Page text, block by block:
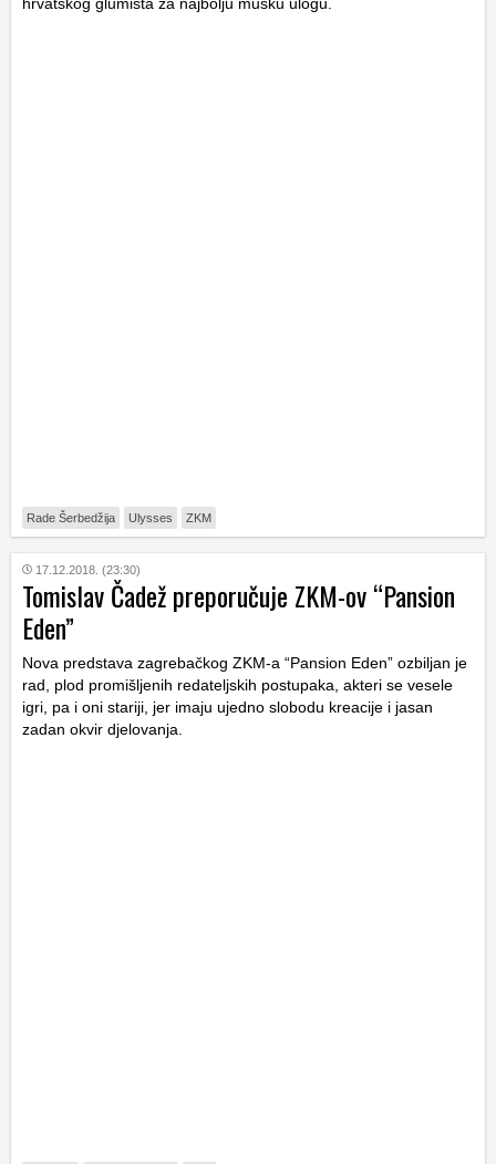
Rade Šerbedžija Ulysses ZKM
17.12.2018. (23:30)
Tomislav Čadež preporučuje ZKM-ov “Pansion
Eden”
Nova predstava zagrebačkog ZKM-a “Pansion Eden” ozbiljan je
rad, plod promišljenih redateljskih postupaka, akteri se vesele
igri, pa i oni stariji, jer imaju ujedno slobodu kreacije i jasan
zadan okvir djelovanja.